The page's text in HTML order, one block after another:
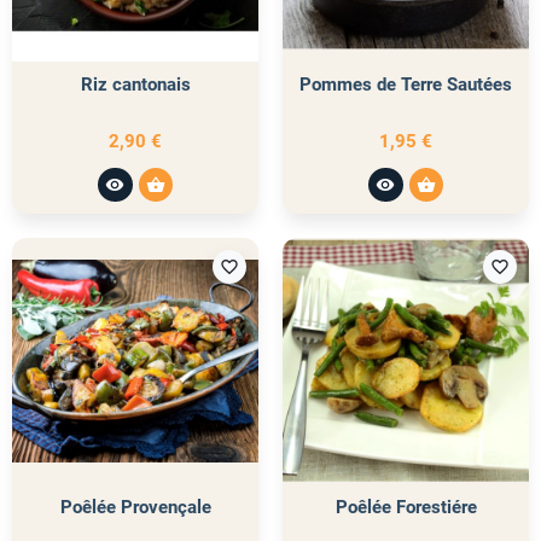
Riz cantonais
2,90 €
visibility shopping_basket
Pommes de Terre Sautées
1,95 €
visibility shopping_basket
favorite_border
Poêlée Provençale
favorite_border
Poêlée Forestiére